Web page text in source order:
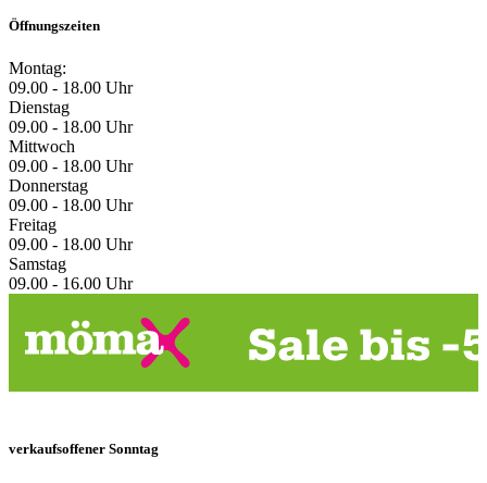
Öffnungszeiten
Montag:
09.00 - 18.00 Uhr
Dienstag
09.00 - 18.00 Uhr
Mittwoch
09.00 - 18.00 Uhr
Donnerstag
09.00 - 18.00 Uhr
Freitag
09.00 - 18.00 Uhr
Samstag
09.00 - 16.00 Uhr
verkaufsoffener Sonntag